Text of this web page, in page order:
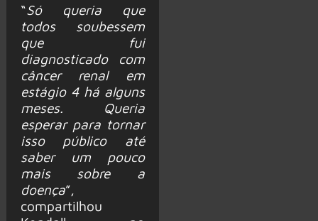
“Só queria que
todos soubessem
que fui
diagnosticado com
câncer renal em
estágio 4 há alguns
meses. Queria
esperar para tornar
isso público até
saber um pouco
mais sobre a
doença”,
compartilhou